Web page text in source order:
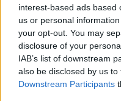
interest-based ads based
us or personal
your opt-out. You may
disclosure of your
IAB’s list of downstream
also be disclosed by us
Downstream Participants